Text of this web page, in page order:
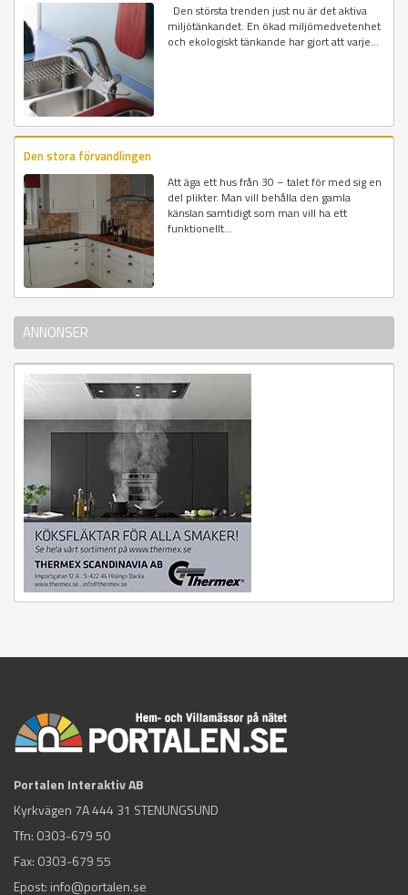
Den största trenden just nu är det aktiva
miljötänkandet. En ökad miljömedvetenhet
och ekologiskt tänkande har gjort att varje...
Den stora förvandlingen
Att äga ett hus från 30 – talet för med sig en
del plikter. Man vill behålla den gamla
känslan samtidigt som man vill ha ett
funktionellt...
ANNONSER
Portalen Interaktiv AB
Kyrkvägen 7A 444 31 STENUNGSUND
Tfn: 0303-679 50
Fax: 0303-679 55
Epost: info@portalen.se